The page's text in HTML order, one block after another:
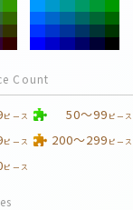
Count
ピース 50～99 ピース
ピース 200～299 ピース
ピース